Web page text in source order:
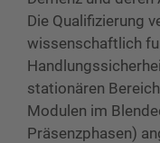
Die Qualifizierung
wissenschaftlich
stationären
Modulen im
Präsenzphasen)